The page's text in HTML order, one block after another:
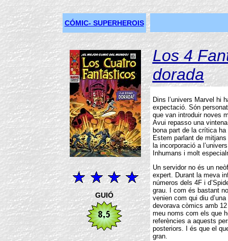
CÓMIC- SUPERHEROIS
GUIÓ
Los 4
dorada
Dins l’univers Marvel hi
expectació. Són
que van introduir noves
Avui repasso una
bona part de la crítica
Estem parlant de
la incorporació a
Inhumans i molt
Un servidor no és un
expert. Durant la meva
números dels 4F i
grau. I com és bastant
venien com qui diu
devorava còmics amb
meu noms com els que
referències a aquests
posteriors. I és que el
gran.